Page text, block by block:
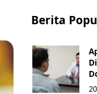
Berita